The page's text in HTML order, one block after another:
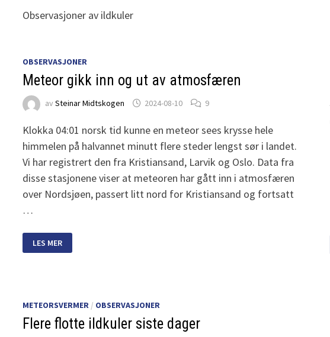
Observasjoner av ildkuler
OBSERVASJONER
Meteor gikk inn og ut av atmosfæren
avSteinar Midtskogen 2024-08-10 9
Klokka 04:01 norsk tid kunne en meteor sees krysse hele
himmelen på halvannet minutt flere steder lengst sør i landet.
Vi har registrert den fra Kristiansand, Larvik og Oslo. Data fra
disse stasjonene viser at meteoren har gått inn i atmosfæren
over Nordsjøen, passert litt nord for Kristiansand og fortsatt
…
GIKK
INN
LES MER
METEORSVERMER / OBSERVASJONER
Flere flotte ildkuler siste dager